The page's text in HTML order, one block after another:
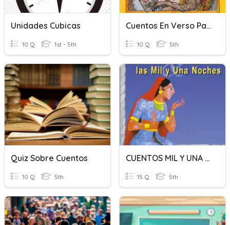
Unidades Cubicas
10 Q 1st - 5th
Cuentos En Verso Para Niños Perversos
10 Q 5th
Quiz Sobre Cuentos
10 Q 5th
CUENTOS MIL Y UNA NOCHES: CHEREZADE
15 Q 5th